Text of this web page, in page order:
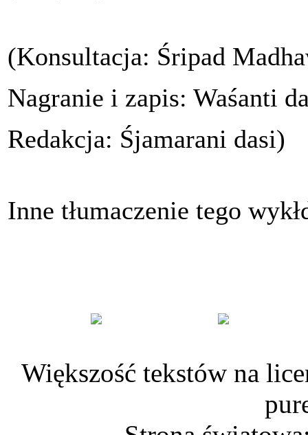
(Konsultacja: Śripad
Nagranie i zapis: Waśanti
Redakcja: Śjamarani dasi)
Inne tłumaczenie tego
Większość tekstów na